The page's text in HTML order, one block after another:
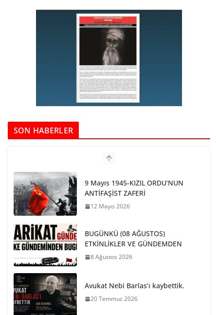
SON HABERLER
9 Mayıs 1945-KIZIL ORDU’NUN
ANTİFAŞİST ZAFERİ
12 Mayıs 2026
BUGÜNKÜ (08 AĞUSTOS)
ETKİNLİKLER VE GÜNDEMDEN
8 Ağustos 2026
Avukat Nebi Barlas’ı kaybettik.
20 Temmuz 2026